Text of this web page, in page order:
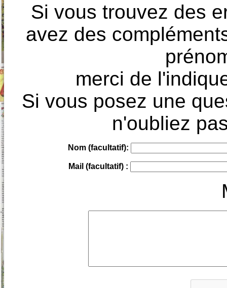
Si vous trouvez des
avez des
merci de
Si vous posez une
n'oubliez
Nom (facultatif):
Mail (facultatif) :